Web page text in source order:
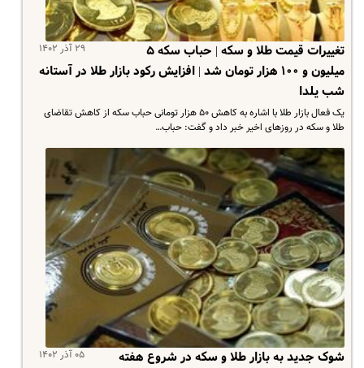
۲۹ آذر ۱۴۰۲
تغییرات قیمت طلا و سکه | حباب سکه ۵
میلیون و ۱۰۰ هزار تومان شد | افزایش رکود بازار طلا در آستانه
شب یلدا
یک فعال بازار طلا با اشاره به کاهش ۵۰ هزار تومانی حباب سکه از کاهش تقاضای
طلا و سکه در روزهای اخیر خبر داد و گفت: حباب…
۰۵ آذر ۱۴۰۲
شوک جدید به بازار طلا و سکه در شروع هفته